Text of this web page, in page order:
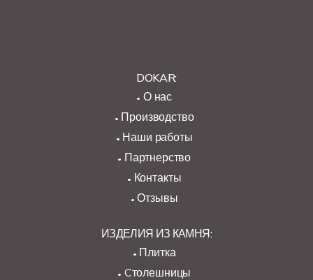
DOKAR:
О нас
Производство
Наши работы
Партнерство
Контакты
Отзывы
ИЗДЕЛИЯ ИЗ КАМНЯ:
Плитка
Cтолешницы